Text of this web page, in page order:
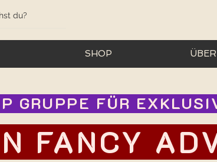
SHOP
GRUPPE FÜR
FANCY